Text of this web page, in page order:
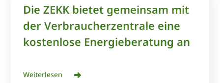
Die ZEKK bietet gemeinsam mit
der Verbraucherzentrale eine
kostenlose Energieberatung an
Weiterlesen